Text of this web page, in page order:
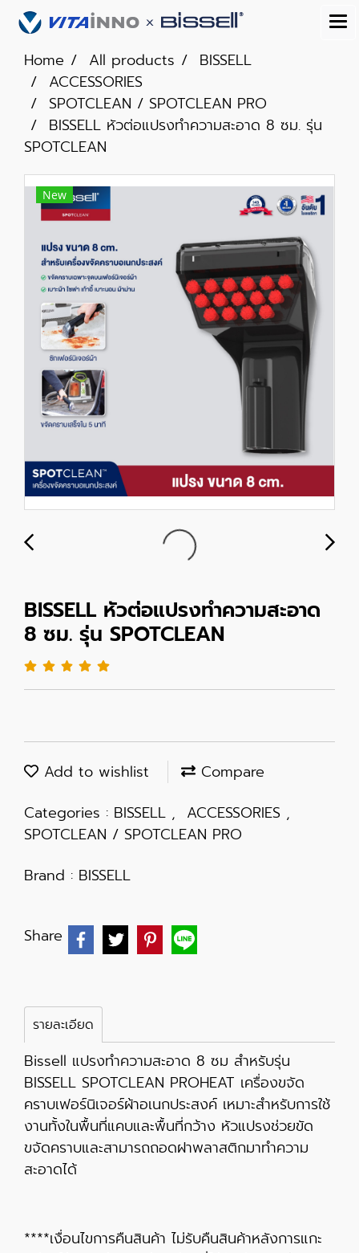
Home All products
BISSELL
ACCESSORIES
SPOTCLEAN / SPOTCLEAN PRO
BISSELL หัวต่อแปรงทำความสะอาด 8 ซม. รุ่น
SPOTCLEAN
New
BISSELL หัวต่อแปรงทำความสะอาด
8 ซม. รุ่น SPOTCLEAN
Add to wishlist
Compare
Categories : BISSELL , ACCESSORIES ,
SPOTCLEAN / SPOTCLEAN PRO
Brand : BISSELL
Share
รายละเอียด
Bissell แปรงทำความสะอาด 8 ซม สำหรับรุ่น
BISSELL SPOTCLEAN PROHEAT เครื่องขจัด
คราบเฟอร์นิเจอร์ผ้าอเนกประสงค์ เหมาะสำหรับการใช้
งานทั้งในพื้นที่แคบและพื้นที่กว้าง หัวแปรงช่วยขัด
ขจัดคราบและสามารถถอดฝาพลาสติกมาทำความ
สะอาดได้
****เงื่อนไขการคืนสินค้า ไม่รับคืนสินค้าหลังการแกะ